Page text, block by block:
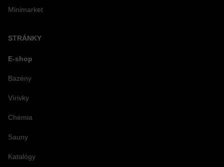
Minimarket
STRÁNKY
E-shop
Bazény
Vírivky
Chémia
Sauny
Katalógy